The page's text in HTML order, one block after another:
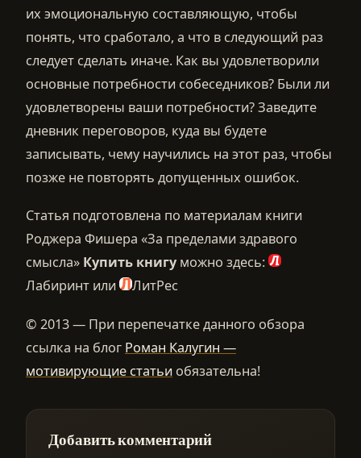
их эмоциональную составляющую, чтобы
понять, что сработало, а что в следующий раз
следует сделать иначе. Как вы удовлетворили
основные потребности собеседников? Были ли
удовлетворены ваши потребности? Заведите
дневник переговоров, куда вы будете
записывать, чему научились на этот раз, чтобы
позже не повторять допущенных ошибок.
Статья подготовлена по материалам книги
Роджера Фишера «За пределами здравого
смысла» Купить книгу можно здесь:
Лабиринт или
ЛитРес
© 2013 — При перепечатке данного обзора
ссылка на блог Роман Калугин —
мотивирующие статьи обязательна!
Добавить комментарий